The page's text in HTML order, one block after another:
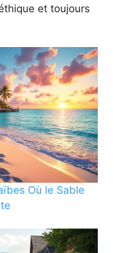
et toujours
Où le Sable